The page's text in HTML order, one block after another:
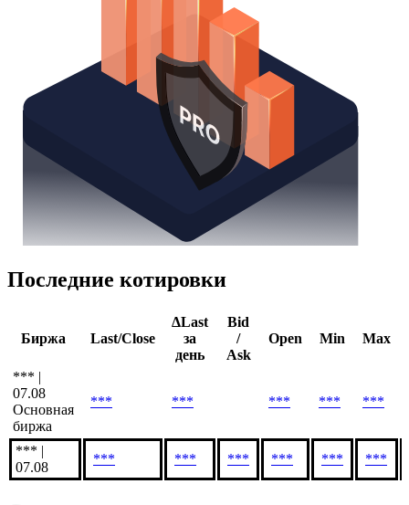
Последние котировки
Биржа Last/Close
ΔLast
за
день
Bid
/
Ask
Open Min Max
*** |
07.08
Основная
биржа
*** *** *** *** ***
*** |
07.08
*** *** *** *** *** ***